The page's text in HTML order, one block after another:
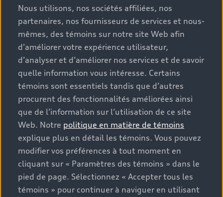
Nous utilisons, nos sociétés affiliées, nos
partenaires, nos fournisseurs de services et nous-
mêmes, des témoins sur notre site Web afin
d’améliorer votre expérience utilisateur,
d’analyser et d’améliorer nos services et de savoir
quelle information vous intéresse. Certains
témoins sont essentiels tandis que d’autres
procurent des fonctionnalités améliorées ainsi
que de l’information sur l’utilisation de ce site
Web. Notre politique en matière de témoins
explique plus en détail les témoins. Vous pouvez
modifier vos préférences à tout moment en
cliquant sur « Paramètres des témoins » dans le
pied de page. Sélectionnez « Accepter tous les
témoins » pour continuer à naviguer en utilisant